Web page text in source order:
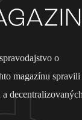
o
magazínu spravili